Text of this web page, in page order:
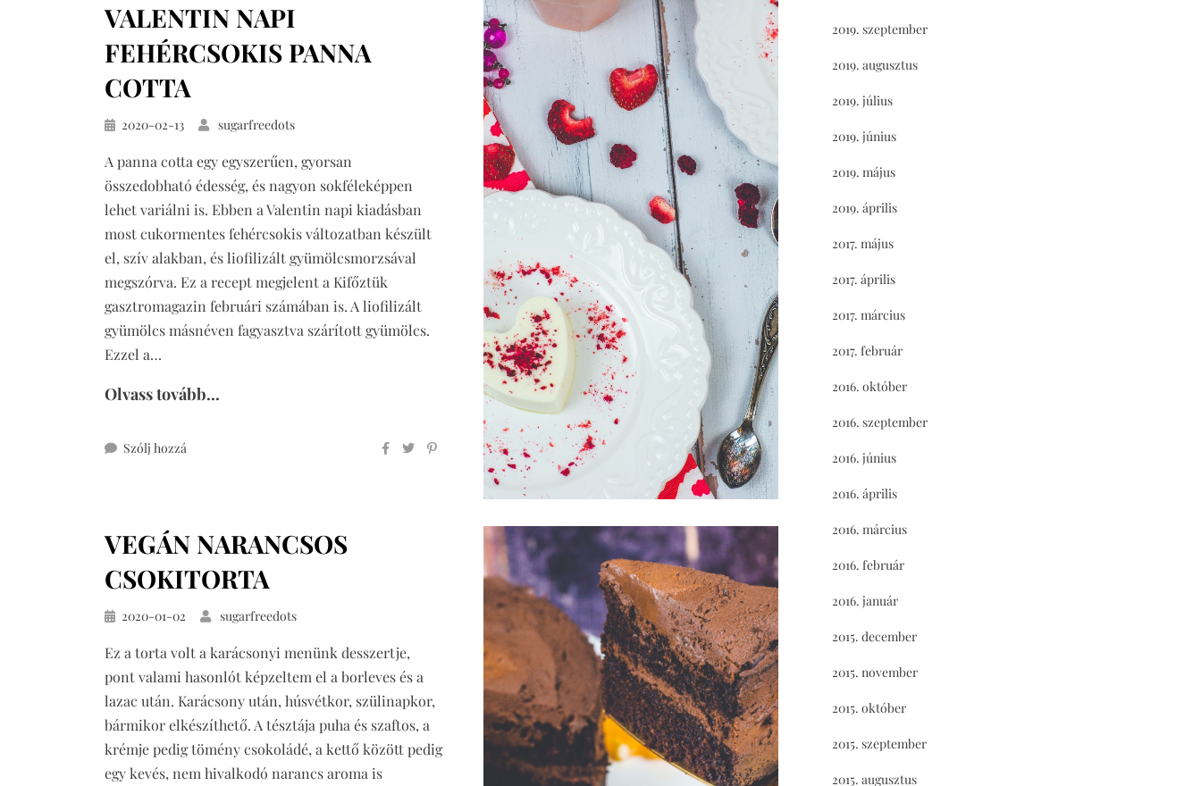
palacsinta
torta
VALENTIN NAPI
FEHÉRCSOKIS PANNA
COTTA
Közzétéve
2020-02-13 sugarfreedots
A panna cotta egy egyszerűen, gyorsan
összedobható édesség, és nagyon sokféleképpen
lehet variálni is. Ebben a Valentin napi kiadásban
most cukormentes fehércsokis változatban készült
el, szív alakban, és liofilizált gyümölcsmorzsával
megszórva. Ez a recept megjelent a Kifőztük
gasztromagazin februári számában is. A liofilizált
gyümölcs másnéven fagyasztva szárított gyümölcs.
Ezzel a…
Olvass tovább...
Szólj hozzá
panna
cotta
VEGÁN NARANCSOS
CSOKITORTA
Közzétéve
2020-01-02 sugarfreedots
Ez a torta volt a karácsonyi menünk desszertje,
pont valami hasonlót képzeltem el a borleves és a
lazac után. Karácsony után, húsvétkor, szülinapkor,
bármikor elkészíthető. A tésztája puha és szaftos, a
krémje pedig tömény csokoládé, a kettő között pedig
egy kevés, nem hivalkodó narancs aroma is
2019. szeptember
2019. augusztus
2019. július
2019. június
2019. május
2019. április
2017. május
2017. április
2017. március
2017. február
2016. október
2016. szeptember
2016. június
2016. április
2016. március
2016. február
2016. január
2015. december
2015. november
2015. október
2015. szeptember
2015. augusztus